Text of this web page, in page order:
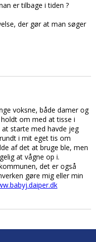
er tilbage i tiden ?
der gør at man søger
voksne, både damer og
om med at tisse i
starte med havde jeg
i mit eget tis om
af det at bruge ble, men
at vågne op i.
det er også
gøre mig eller min